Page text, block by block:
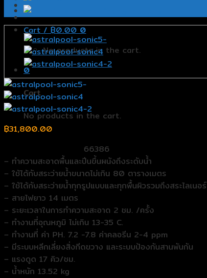
Cart /฿0.00 0
No products in the cart.
0
Cart
No products in the cart.
฿31,800.00
66386
– ทำความสะอาดพื้นและปีนขึ้นผนังถึงระดับน้ำ
– ใช้ได้กับสระว่ายน้ำขนาดไม่เกิน 80 ตารางเมตร
– ใช้ได้กับสระว่ายน้ำทุกรูปแบบและทุกพื้นผิวรวมถึงสระไลเนอร์
– สายไฟยาว 14 เมตร
– ระยะเวลาในการทําความสะอาด 2 ชม. /ครั้ง
– ทำงานที่อุณหภูมิ ไม่เกิน 13-35 C.
– ทำงานที่ ค่า PH. 7.2 -7.8 ค่าคลอรีน 2-4 ppm
– มีระบบหลีกเลี่ยงสิ่งกีดขวาง และระบบป้องกันสานพันกัน
– แรงดูด 17 คิว/ชม.
– น้ำหนัก 13.52 kg